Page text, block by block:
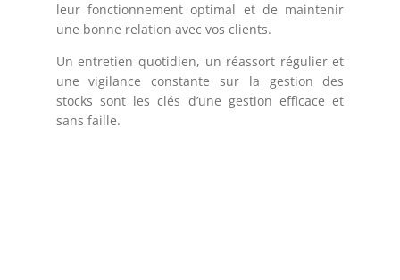
leur fonctionnement optimal et de maintenir
une bonne relation avec vos clients.
Un entretien quotidien, un réassort régulier et
une vigilance constante sur la gestion des
stocks sont les clés d’une gestion efficace et
sans faille.